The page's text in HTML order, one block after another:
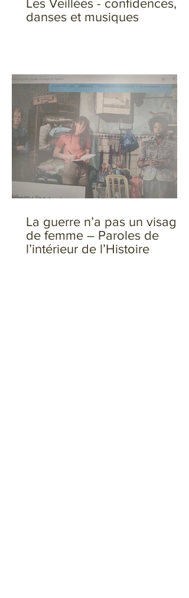
Les Veillées - confidences,
danses et musiques
La guerre n’a pas un visage
de femme – Paroles de
l’intérieur de l’Histoire